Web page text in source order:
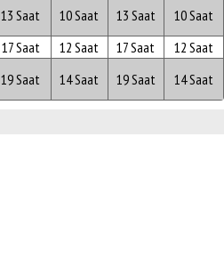
13 Saat 10 Saat 13 Saat
10 Saat
17 Saat 12 Saat 17 Saat
12 Saat
19 Saat 14 Saat 19 Saat 14 Saat